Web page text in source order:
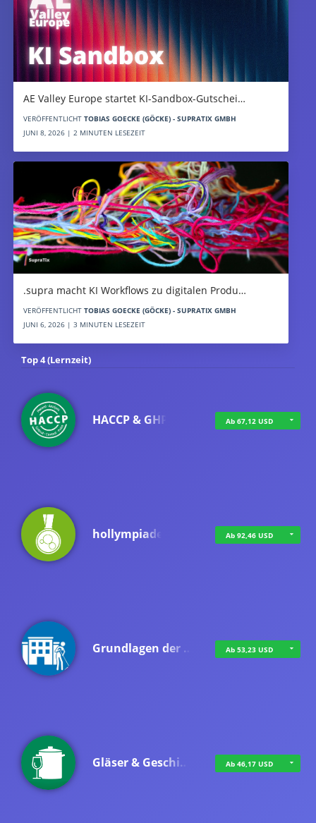
AE Valley Europe startet KI-Sandbox-Gutschei…
VERÖFFENTLICHT TOBIAS GOECKE (GÖCKE) - SUPRATIX GMBH
JUNI 8, 2026 | 2 MINUTEN LESEZEIT
.supra macht KI Workflows zu digitalen Produ…
VERÖFFENTLICHT TOBIAS GOECKE (GÖCKE) - SUPRATIX GMBH
JUNI 6, 2026 | 3 MINUTEN LESEZEIT
Top 4 (Lernzeit)
HACCP & GHP Ab 67,12 USD
hollympiade Ab 92,46 USD
Grundlagen der … Ab 53,23 USD
Gläser & Geschi… Ab 46,17 USD